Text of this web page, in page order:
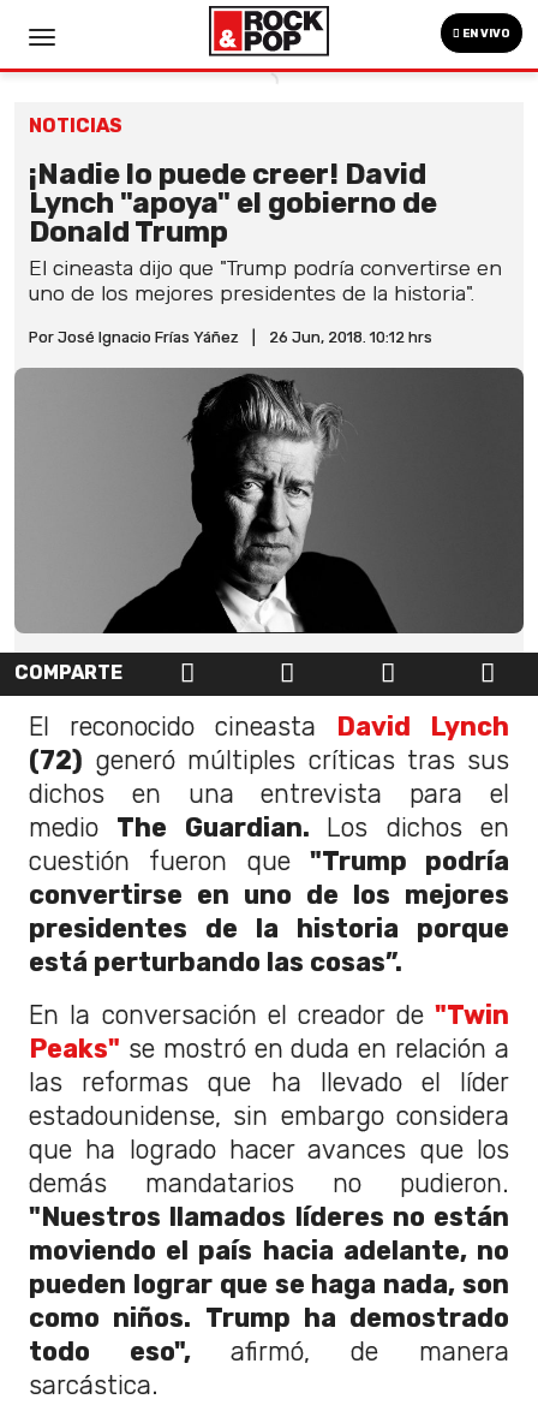
EN VIVO
NOTICIAS
¡Nadie lo puede creer! David
Lynch "apoya" el gobierno de
Donald Trump
El cineasta dijo que "Trump podría convertirse en
uno de los mejores presidentes de la historia".
Por José Ignacio Frías Yáñez 26 Jun, 2018. 10:12 hrs
COMPARTE
El reconocido cineasta David Lynch
(72) generó múltiples críticas tras sus
dichos en una entrevista para el
medio The Guardian. Los dichos en
cuestión fueron que "Trump podría
convertirse en uno de los mejores
presidentes de la historia porque
está perturbando las cosas”.
En la conversación el creador de "Twin
Peaks" se mostró en duda en relación a
las reformas que ha llevado el líder
estadounidense, sin embargo considera
que ha logrado hacer avances que los
demás mandatarios no pudieron.
"Nuestros llamados líderes no están
moviendo el país hacia adelante, no
pueden lograr que se haga nada, son
como niños. Trump ha demostrado
todo eso", afirmó, de manera
sarcástica.